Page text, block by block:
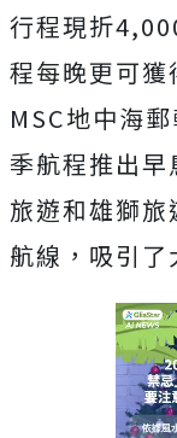
行程現折
程每晚更可獲
MSC地中海
季航程推出
旅遊和雄獅
航線，吸引了